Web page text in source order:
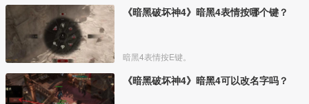
《暗黑破坏神4》暗黑4表情按哪个键？
暗黑4表情按E键。
《暗黑破坏神4》暗黑4可以改名字吗？